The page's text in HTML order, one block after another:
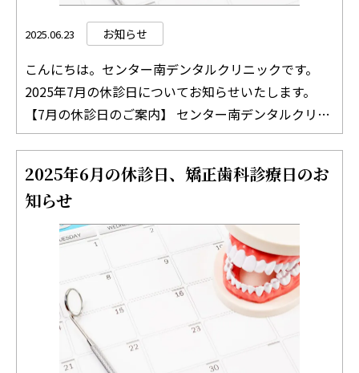
談については、必ず事前にお電話にてご連絡をお願い
します。 その他ご不明な点がございましたら、お気軽
うぞよろしくお願いいたします。 センター南デンタ
ルクリニック 院長 吉竹 絵里
2025.06.23 お知らせ
こんにちは。センター南デンタルクリニックです。
2025年7月の休診日についてお知らせいたします。
【7月の休診日のご案内】 センター南デンタルクリニ
ックでは、火曜日、土曜日、祝日は休診日となってお
（火曜日） 7月12日（土曜日） 7月15日（火曜日） 7
月19日（土曜日） 7月20日（日曜日） 7月22日（火曜
日（日曜日）は臨時休診日となります。 診療時間外の
診療について 診療時間外での診療をご希望の場合
は、事前にご相談いただければ、できる限り対応させ
ていただきます。 ご相談については、必ず事前にお電
話にてご連絡をお願いします。 その他ご不明な点がご
ざいましたら、お気軽にお問い合わせください。
2025年6月の休診日、矯正歯科診療日のお
知らせ